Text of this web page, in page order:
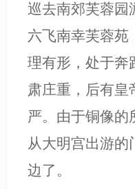
巡去南郊芙蓉园
六飞南幸芙蓉苑
理有形，处于奔
肃庄重，后有皇
严。由于铜像的
从大明宫出游
边了。